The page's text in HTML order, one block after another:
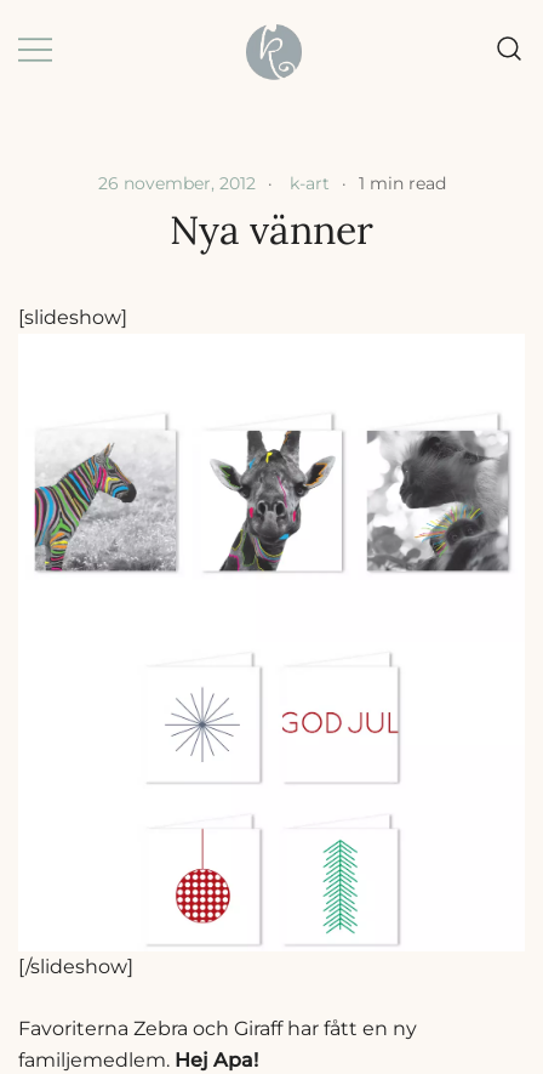
to
26 november, 2012 k-art 1 min read
Nya vänner
[slideshow]
[/slideshow]
Favoriterna Zebra och Giraff har fått en ny
familjemedlem. Hej Apa!